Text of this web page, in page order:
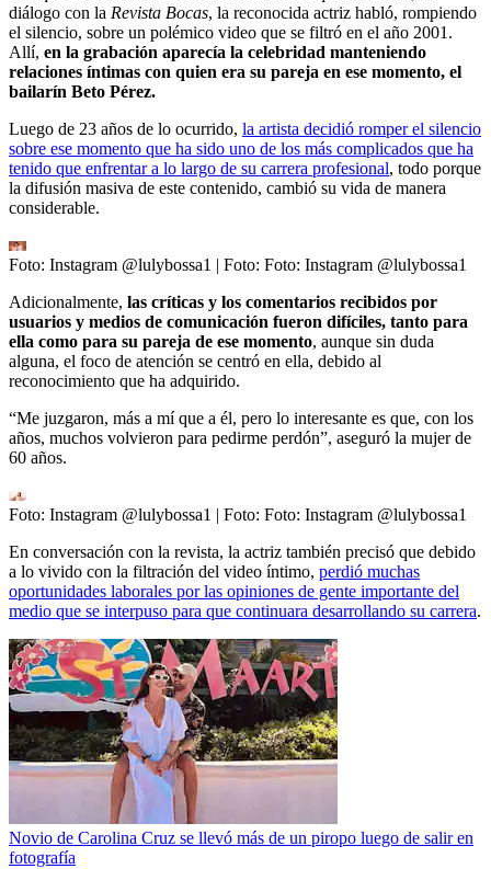
diálogo con la Revista Bocas, la reconocida actriz habló, rompiendo
el silencio, sobre un polémico video que se filtró en el año 2001.
Allí, en la grabación aparecía la celebridad manteniendo
relaciones íntimas con quien era su pareja en ese momento, el
bailarín Beto Pérez.
Luego de 23 años de lo ocurrido, la artista decidió romper el silencio
sobre ese momento que ha sido uno de los más complicados que ha
tenido que enfrentar a lo largo de su carrera profesional, todo porque
la difusión masiva de este contenido, cambió su vida de manera
considerable.
Foto: Instagram @lulybossa1 | Foto: Foto: Instagram @lulybossa1
Adicionalmente, las críticas y los comentarios recibidos por
usuarios y medios de comunicación fueron difíciles, tanto para
ella como para su pareja de ese momento, aunque sin duda
alguna, el foco de atención se centró en ella, debido al
reconocimiento que ha adquirido.
“Me juzgaron, más a mí que a él, pero lo interesante es que, con los
años, muchos volvieron para pedirme perdón”, aseguró la mujer de
60 años.
Foto: Instagram @lulybossa1 | Foto: Foto: Instagram @lulybossa1
En conversación con la revista, la actriz también precisó que debido
a lo vivido con la filtración del video íntimo, perdió muchas
oportunidades laborales por las opiniones de gente importante del
medio que se interpuso para que continuara desarrollando su carrera.
Novio de Carolina Cruz se llevó más de un piropo luego de salir en
fotografía